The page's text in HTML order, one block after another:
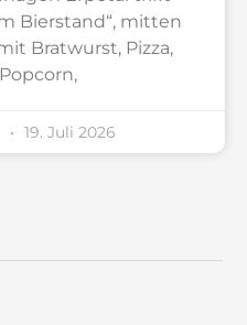
Bierstand“, mitten
Bratwurst, Pizza,
19. Juli 2026